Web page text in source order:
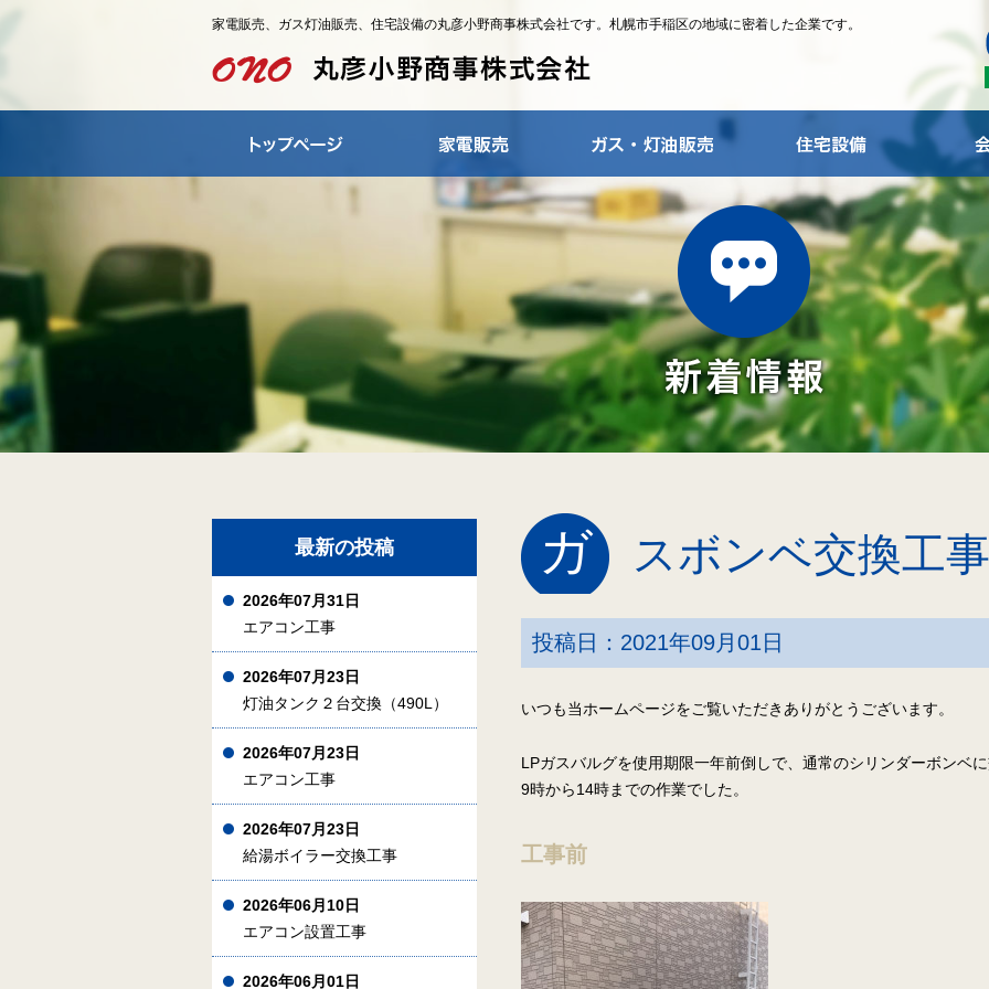
家電販売、ガス灯油販売、住宅設備の丸彦小野商事株式会社です。札幌市手稲区の地域に密着した企業です。
ガ スボンベ交換工事
投稿日：2021年09月01日
いつも当ホームページをご覧いただきありがとうございます。
LPガスバルグを使用期限一年前倒しで、通常のシリンダーボンベに
9時から14時までの作業でした。
工事前
最新の投稿
2026年07月31日
エアコン工事
2026年07月23日
灯油タンク２台交換（490L）
2026年07月23日
エアコン工事
2026年07月23日
給湯ボイラー交換工事
2026年06月10日
エアコン設置工事
2026年06月01日